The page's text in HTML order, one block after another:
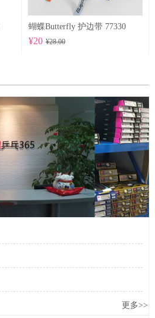
蝴蝶Butterfly 护边带 77330
¥20 ¥28.00
更多>>